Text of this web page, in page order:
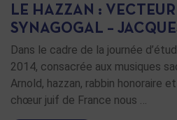
LE HAZZAN :
SYNAGOGAL –
Dans le cadre de la journée
2014, consacrée aux musiques
Arnold, hazzan, rabbin honoraire
chœur juif de France nous …